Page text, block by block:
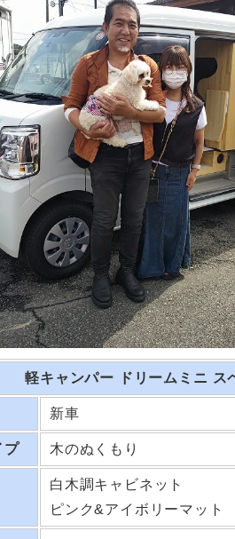
軽キャンパー ドリームミニ ス
新車
プ 木のぬくもり
白木調キャビネット
ピンク&アイボリーマット